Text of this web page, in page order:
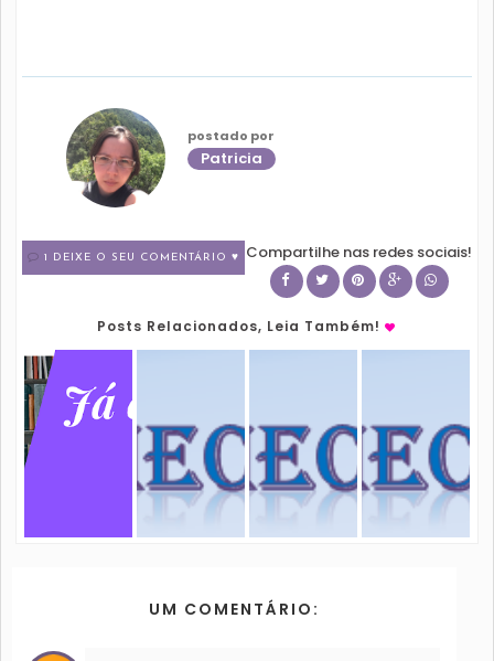
postado por
Patricia
1 DEIXE O SEU COMENTÁRIO ♥ Compartilhe nas redes sociais!
Posts Relacionados, Leia Também!
UM COMENTÁRIO: